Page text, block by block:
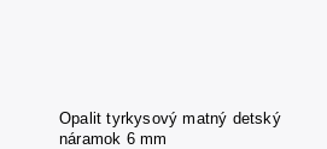
Opalit tyrkysový matný detský
náramok 6 mm